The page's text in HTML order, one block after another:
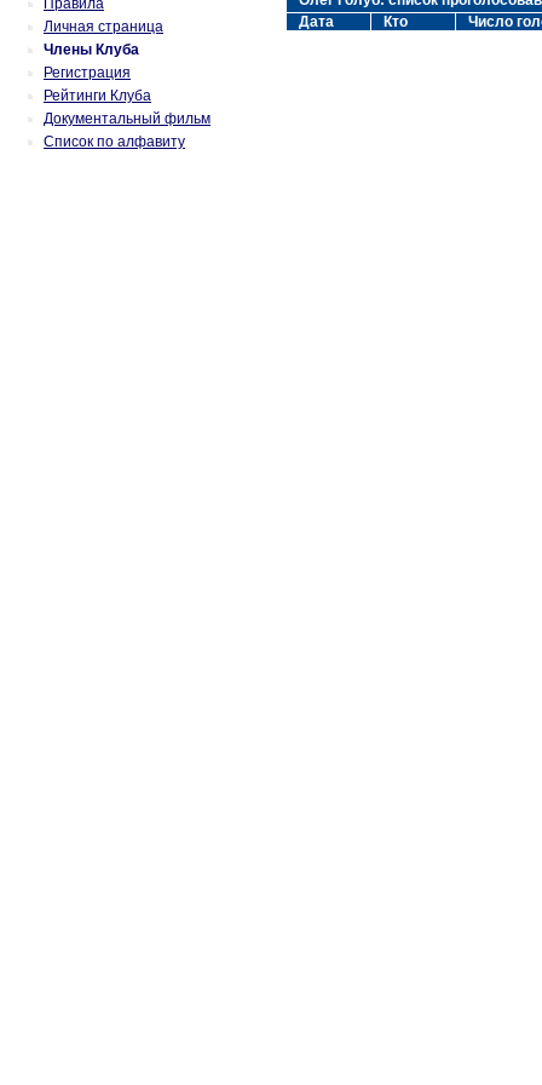
Правила
Личная страница
Члены Клуба
Регистрация
Рейтинги Клуба
Документальный фильм
Список по алфавиту
Дата
Кто Число